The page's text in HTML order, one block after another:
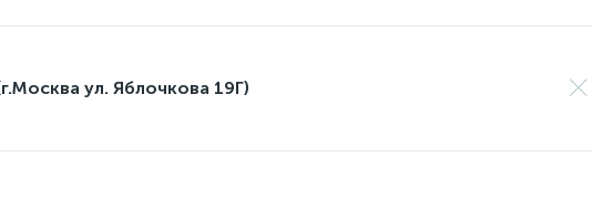
ул. Яблочкова 19Г)